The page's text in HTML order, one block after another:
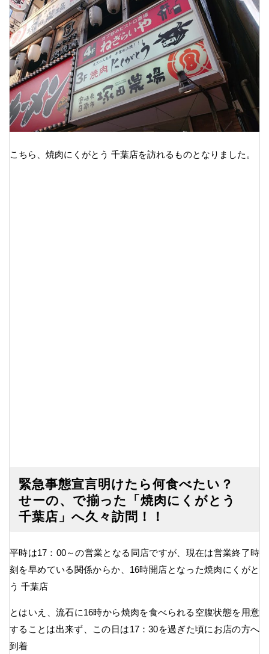
こちら、焼肉にくがとう 千葉店を訪れるものとなりました。
緊急事態宣言明けたら何食べたい？
せーの、で揃った「焼肉にくがとう
千葉店」へ久々訪問！！
平時は17：00～の営業となる同店ですが、現在は営業終了時
刻を早めている関係からか、16時開店となった焼肉にくがと
う 千葉店
とはいえ、流石に16時から焼肉を食べられる空腹状態を用意
することは出来ず、この日は17：30を過ぎた頃にお店の方へ
到着